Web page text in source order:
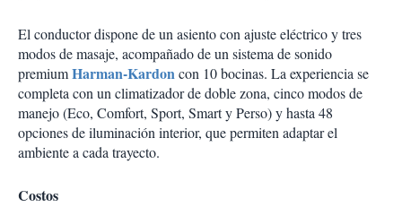
El conductor dispone de un asiento con ajuste eléctrico y tres
modos de masaje, acompañado de un sistema de sonido
premiumHarman-Kardoncon 10 bocinas. La experiencia se
completa con un climatizador de doble zona, cinco modos de
manejo (Eco, Comfort, Sport, Smart y Perso) y hasta 48
opciones de iluminación interior, que permiten adaptar el
ambiente a cada trayecto.
Costos